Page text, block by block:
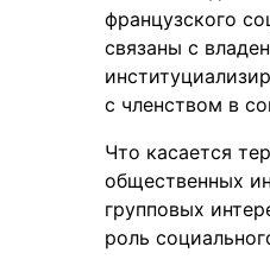
французского
связаны с
с членством в
Что касается
общественных
групповых
роль